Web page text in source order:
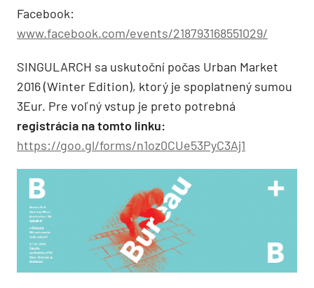
Facebook:
www.facebook.com/events/218793168551029/
SINGULARCH sa uskutoční počas Urban Market
2016 (Winter Edition), ktorý je spoplatnený sumou
3Eur. Pre voľný vstup je preto potrebná
registrácia na tomto linku:
https://goo.gl/forms/n1oz0CUe53PyC3Aj1